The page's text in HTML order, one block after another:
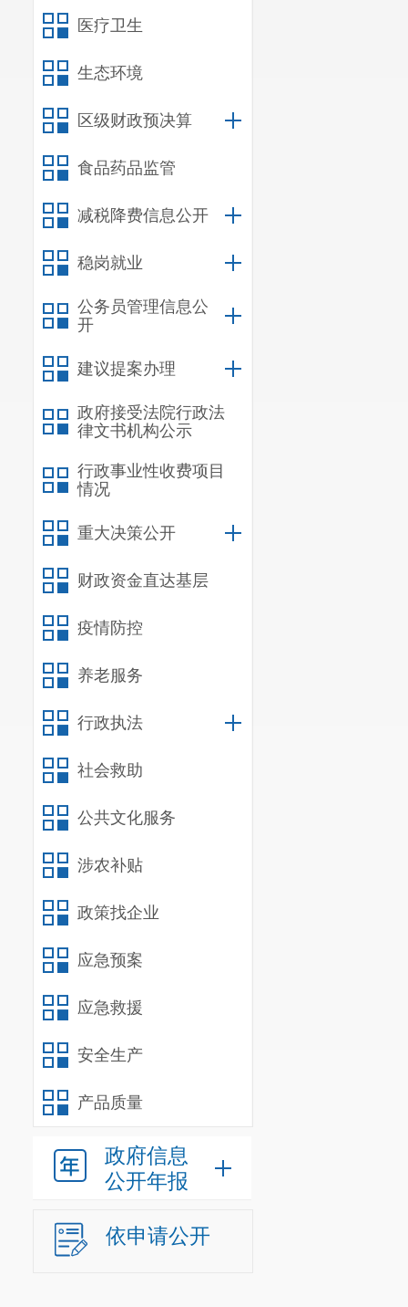
医疗卫生
生态环境
区级财政预决算
食品药品监管
减税降费信息公开
稳岗就业
公务员管理信息公
开
建议提案办理
政府接受法院行政法
律文书机构公示
行政事业性收费项目
情况
重大决策公开
财政资金直达基层
疫情防控
养老服务
行政执法
社会救助
公共文化服务
涉农补贴
政策找企业
应急预案
应急救援
安全生产
产品质量
政府信息
公开年报
依申请公开